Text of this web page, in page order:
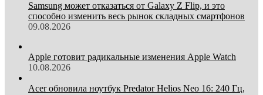
Samsung может отказаться от Galaxy Z Flip, и это
способно изменить весь рынок складных смартфонов
09.08.2026
Apple готовит радикальные изменения Apple Watch
10.08.2026
Acer обновила ноутбук Predator Helios Neo 16: 240 Гц,